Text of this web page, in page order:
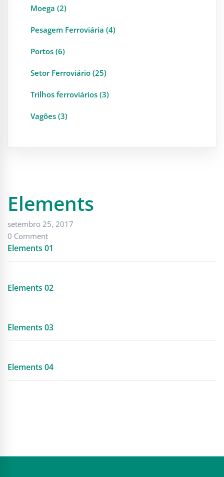
Moega (2)
Pesagem Ferroviária (4)
Portos (6)
Setor Ferroviário (25)
Trilhos ferroviários (3)
Vagões (3)
Elements
setembro 25, 2017
0 Comment
Elements 01
Elements 02
Elements 03
Elements 04